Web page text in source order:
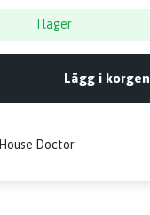
I lager
Lägg i korgen
House Doctor